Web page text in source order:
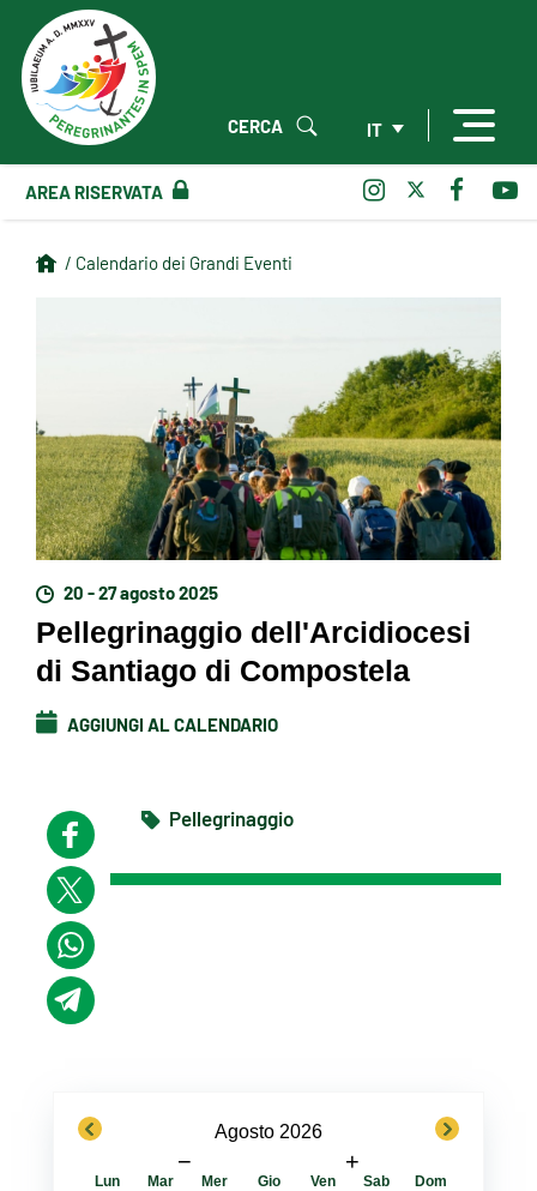
IT
CERCA
AREA RISERVATA
/ Calendario dei Grandi Eventi
20 - 27 agosto 2025
Pellegrinaggio dell'Arcidiocesi
di Santiago di Compostela
AGGIUNGI AL CALENDARIO
Pellegrinaggio
previous Agosto 2026
− +
next
Lun Mar Mer Gio Ven Sab Dom